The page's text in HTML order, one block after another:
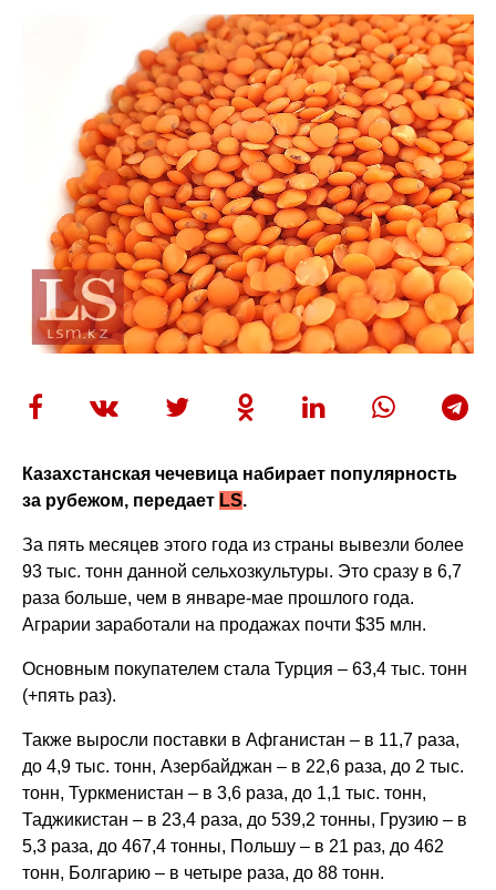
Казахстанская чечевица набирает популярность
за рубежом, передает LS.
За пять месяцев этого года из страны вывезли более
93 тыс. тонн данной сельхозкультуры. Это сразу в 6,7
раза больше, чем в январе-мае прошлого года.
Аграрии заработали на продажах почти $35 млн.
Основным покупателем стала Турция – 63,4 тыс. тонн
(+пять раз).
Также выросли поставки в Афганистан – в 11,7 раза,
до 4,9 тыс. тонн, Азербайджан – в 22,6 раза, до 2 тыс.
тонн, Туркменистан – в 3,6 раза, до 1,1 тыс. тонн,
Таджикистан – в 23,4 раза, до 539,2 тонны, Грузию – в
5,3 раза, до 467,4 тонны, Польшу – в 21 раз, до 462
тонн, Болгарию – в четыре раза, до 88 тонн.